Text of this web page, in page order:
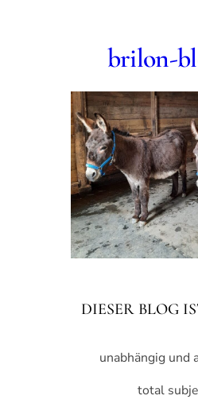
brilon-
DIESER BLOG
unabhängig und
total